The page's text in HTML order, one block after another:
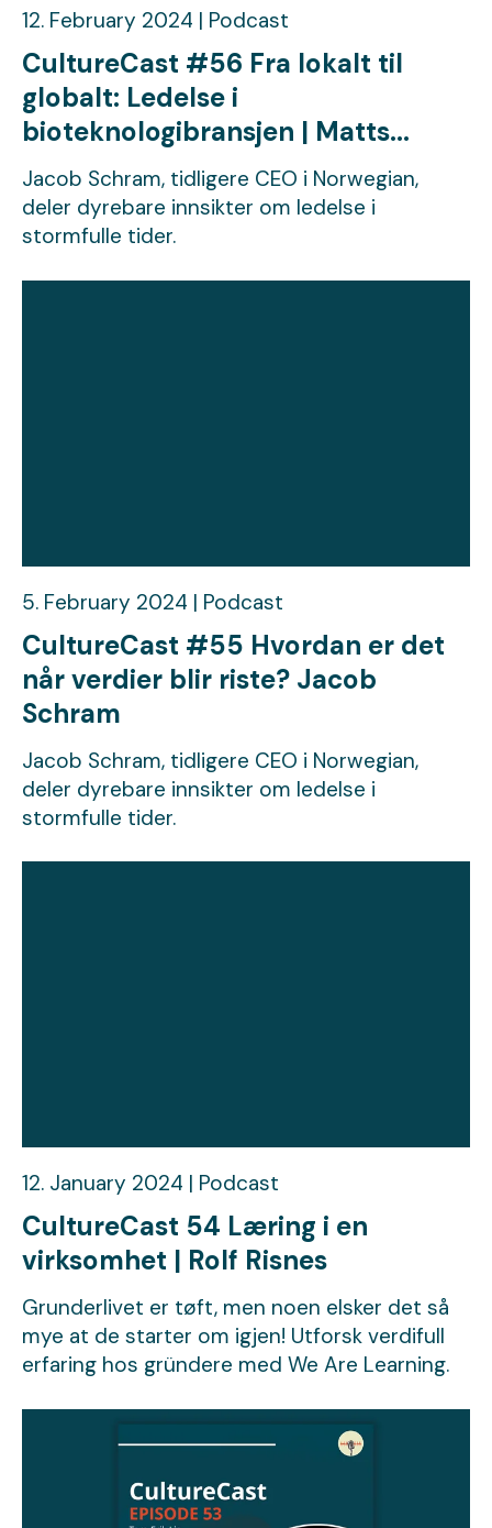
12. February 2024 | Podcast
CultureCast #56 Fra lokalt til
globalt: Ledelse i
bioteknologibransjen | Matts...
Jacob Schram, tidligere CEO i Norwegian,
deler dyrebare innsikter om ledelse i
stormfulle tider.
5. February 2024 | Podcast
CultureCast #55 Hvordan er det
når verdier blir riste? Jacob
Schram
Jacob Schram, tidligere CEO i Norwegian,
deler dyrebare innsikter om ledelse i
stormfulle tider.
12. January 2024 | Podcast
CultureCast 54 Læring i en
virksomhet | Rolf Risnes
Grunderlivet er tøft, men noen elsker det så
mye at de starter om igjen! Utforsk verdifull
erfaring hos gründere med ⁠We Are Learning⁠.